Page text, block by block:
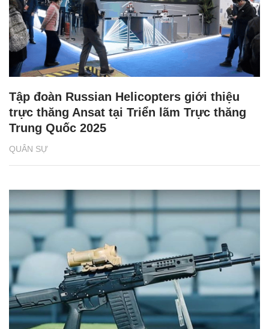
QUÂN SỰ
Tập đoàn Russian Helicopters giới thiệu
trực thăng Ansat tại Triển lãm Trực thăng
Trung Quốc 2025